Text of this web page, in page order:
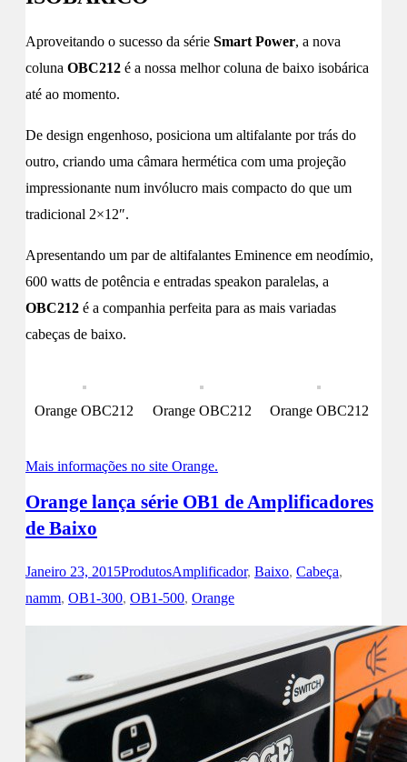
Aproveitando o sucesso da série Smart Power, a nova
coluna OBC212 é a nossa melhor coluna de baixo isobárica
até ao momento.
De design engenhoso, posiciona um altifalante por trás do
outro, criando uma câmara hermética com uma projeção
impressionante num invólucro mais compacto do que um
tradicional 2×12″.
Apresentando um par de altifalantes Eminence em neodímio,
600 watts de potência e entradas speakon paralelas, a
OBC212 é a companhia perfeita para as mais variadas
cabeças de baixo.
Orange OBC212 Orange OBC212 Orange OBC212
Mais informações no site Orange.
Orange lança série OB1 de Amplificadores
de Baixo
Janeiro 23, 2015ProdutosAmplificador, Baixo, Cabeça,
namm, OB1-300, OB1-500, Orange